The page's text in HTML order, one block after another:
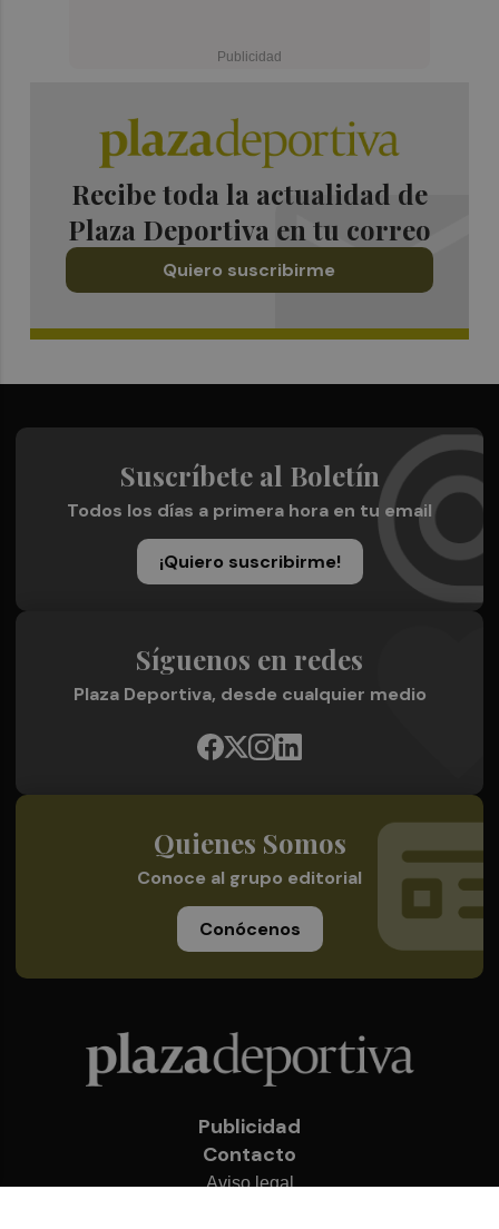
Recibe toda la actualidad de
Plaza Deportiva en tu correo
Quiero suscribirme
Suscríbete al Boletín
Todos los días a primera hora en tu email
¡Quiero suscribirme!
Síguenos en redes
Plaza Deportiva, desde cualquier medio
Quienes Somos
Conoce al grupo editorial
Conócenos
Publicidad
Contacto
Aviso legal